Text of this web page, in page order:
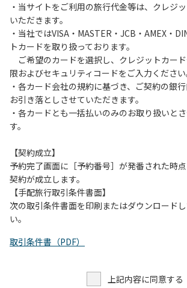
【禁止事項】
カラオケ、発電機、地面での直火による焚
ァイヤー、打ち上げ式花火、テントサウナの
【注意事項】
当キャンプ場のそばを流れる歴舟川は、上
時間で増水し、川原で遊んでいると大変危険
すく、過去にも増水により人が流される事
（１）川原にテントやタープを張らない。
（２）雨が降ったときは川原で遊ばない。
（３）カムイコタン公園キャンプ場で雨が降
流で雨が降り急に増水することがあるので、
し、濁り始めたときには直ちに川原での遊
（４）キャンプ場の管理者や地元住民から川
・当サイトをご利用の旅行代金等は、クレジ
いただきます。
・当社ではVISA・MASTER・JCB・AMEX・
トカードを取り扱っております。
ご希望のカードを選択し、クレジットカー
限およびセキュリティコードをご入力ください
・各カード会社の規約に基づき、ご契約の銀
お引き落としさせていただきます。
・各カードとも一括払いのみのお取り扱いと
す。
【契約成立】
予約完了画面に［予約番号］が発番された時
契約が成立します。
【手配旅行取引条件書面】
次の取引条件書面を印刷またはダウンロード
い。
取引条件書（PDF）
上記内容に同意する